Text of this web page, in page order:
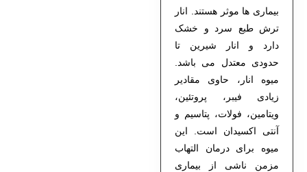
بیماری ها موثر هستند. انار
ترش طبع سرد و خشک
دارد و انار شیرین تا
حدودی معتدل می باشد.
میوه انار، حاوی مقادیر
زیادی فیبر، پروتئین،
ویتامین، فولات، پتاسیم و
آنتی اکسیدان است. این
میوه برای درمان التهاب
مزمن ناشی از بیماری